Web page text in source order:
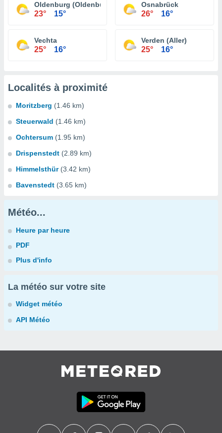
Oldenburg (Oldenburg)
23° 15°
Osnabrück
26° 16°
Vechta
25° 16°
Verden (Aller)
25° 16°
Localités à proximité
Moritzberg (1.46 km)
Steuerwald (1.46 km)
Ochtersum (1.95 km)
Drispenstedt (2.89 km)
Himmelsthür (3.42 km)
Bavenstedt (3.65 km)
Météo...
Heure par heure
PDF
Plus d'info
La météo sur votre site
Widget météo
API Météo